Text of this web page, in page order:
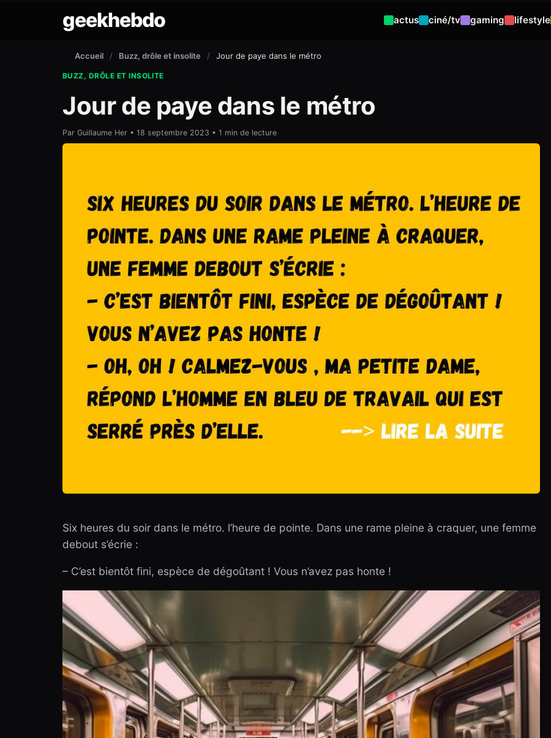
geekhebdo actus ciné/tv gaming lifestyle
Accueil / Buzz, drôle et insolite / Jour de paye dans le métro
BUZZ, DRÔLE ET INSOLITE
Jour de paye dans le métro
Par Guillaume Her • 18 septembre 2023 • 1 min de lecture
Six heures du soir dans le métro. l’heure de pointe. Dans une rame pleine à craquer, une femme
debout s’écrie :
– C’est bientôt fini, espèce de dégoûtant ! Vous n’avez pas honte !